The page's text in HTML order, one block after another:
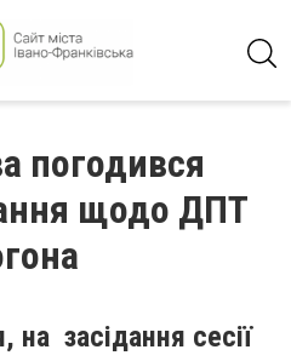
погодився
щодо ДПТ
на засідання сесії